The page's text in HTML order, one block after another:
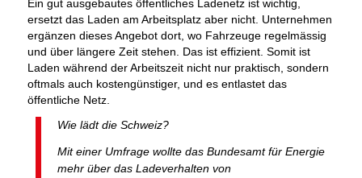
Ein gut ausgebautes öffentliches Ladenetz ist wichtig,
ersetzt das Laden am Arbeitsplatz aber nicht. Unternehmen
ergänzen dieses Angebot dort, wo Fahrzeuge regelmässig
und über längere Zeit stehen. Das ist effizient. Somit ist
Laden während der Arbeitszeit nicht nur praktisch, sondern
oftmals auch kostengünstiger, und es entlastet das
öffentliche Netz.
Wie lädt die Schweiz?
Mit einer Umfrage wollte das Bundesamt für Energie
mehr über das Ladeverhalten von